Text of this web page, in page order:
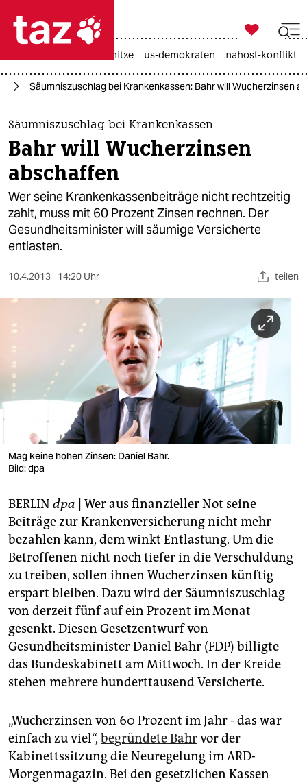
 taz zahl ich
taz zahl ich
themen
politik
öko
gesellschaft
kultur
sport
wahrheit
verlag
veranstaltungen
fragen & hilfe
unterstützen
abo
genossenschaft
epaper login

taz zahl ich
hitze us-demokraten nahost-konflikt
Säumniszuschlag bei Krankenkassen: Bahr will Wucherzinsen
Säumniszuschlag bei Krankenkassen
Bahr will Wucherzinsen
abschaffen
Wer seine Krankenkassenbeiträge nicht rechtzeitig
zahlt, muss mit 60 Prozent Zinsen rechnen. Der
Gesundheitsminister will säumige Versicherte
entlasten.
10.4.2013 14:20 Uhr teilen
Mag keine hohen Zinsen: Daniel Bahr.
Bild: dpa
BERLIN dpa | Wer aus finanzieller Not seine
Beiträge zur Krankenversicherung nicht mehr
bezahlen kann, dem winkt Entlastung. Um die
Betroffenen nicht noch tiefer in die Verschuldung
zu treiben, sollen ihnen Wucherzinsen künftig
erspart bleiben. Dazu wird der Säumniszuschlag
von derzeit fünf auf ein Prozent im Monat
gesenkt. Diesen Gesetzentwurf von
Gesundheitsminister Daniel Bahr (FDP) billigte
das Bundeskabinett am Mittwoch. In der Kreide
stehen mehrere hunderttausend Versicherte.
„Wucherzinsen von 60 Prozent im Jahr - das war
einfach zu viel“, begründete Bahrvor der
Kabinettssitzung die Neuregelung im ARD-
Morgenmagazin. Bei den gesetzlichen Kassen